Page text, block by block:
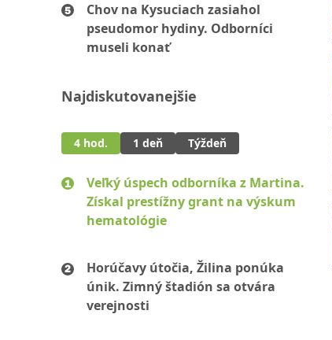
Chov na Kysuciach zasiahol
pseudomor hydiny. Odborníci
museli konať
Najdiskutovanejšie
4 hod. 1 deň Týždeň
Veľký úspech odborníka z Martina.
Získal prestížny grant na výskum
hematológie
Horúčavy útočia, Žilina ponúka
únik. Zimný štadión sa otvára
verejnosti